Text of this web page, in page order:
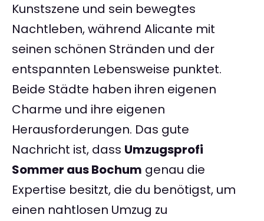
Kunstszene und sein bewegtes
Nachtleben, während Alicante mit
seinen schönen Stränden und der
entspannten Lebensweise punktet.
Beide Städte haben ihren eigenen
Charme und ihre eigenen
Herausforderungen. Das gute
Nachricht ist, dass Umzugsprofi
Sommer aus Bochum genau die
Expertise besitzt, die du benötigst, um
einen nahtlosen Umzug zu